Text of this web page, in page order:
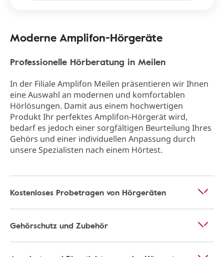
Moderne Amplifon-Hörgeräte
Professionelle Hörberatung in Meilen
In der Filiale Amplifon Meilen präsentieren wir Ihnen
eine Auswahl an modernen und komfortablen
Hörlösungen. Damit aus einem hochwertigen
Produkt Ihr perfektes Amplifon-Hörgerät wird,
bedarf es jedoch einer sorgfältigen Beurteilung Ihres
Gehörs und einer individuellen Anpassung durch
unsere Spezialisten nach einem Hörtest.
Kostenloses Probetragen von Hörgeräten
Gehörschutz und Zubehör